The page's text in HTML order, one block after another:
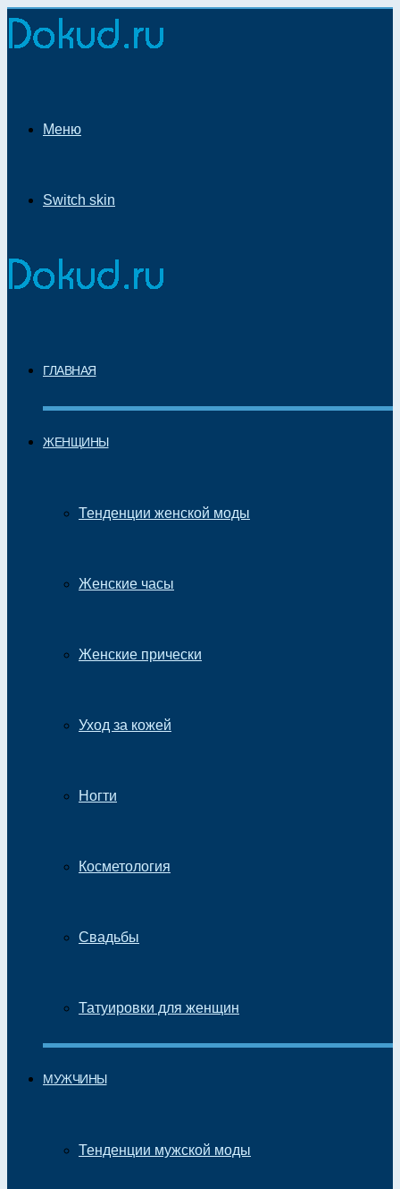
Меню
Switch skin
ГЛАВНАЯ
ЖЕНЩИНЫ
Тенденции женской моды
Женские часы
Женские прически
Уход за кожей
Ногти
Косметология
Свадьбы
Татуировки для женщин
МУЖЧИНЫ
Тенденции мужской моды